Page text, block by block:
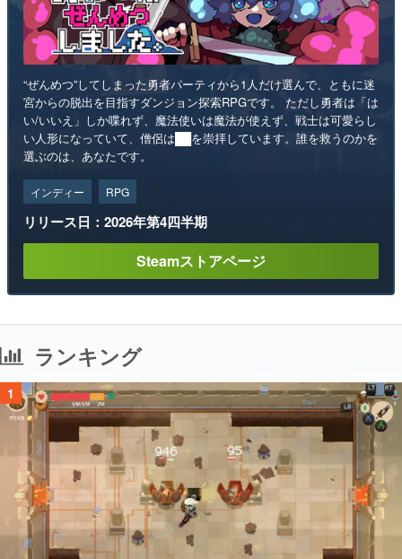
“ぜんめつ”してしまった勇者パーティから1人だけ選んで、ともに迷
宮からの脱出を目指すダンジョン探索RPGです。 ただし勇者は「は
い/いいえ」しか喋れず、魔法使いは魔法が使えず、戦士は可愛らし
い人形になっていて、僧侶は██を崇拝しています。誰を救うのかを
選ぶのは、あなたです。
インディー RPG
リリース日：2026年第4四半期
Steamストアページ
ランキング
1